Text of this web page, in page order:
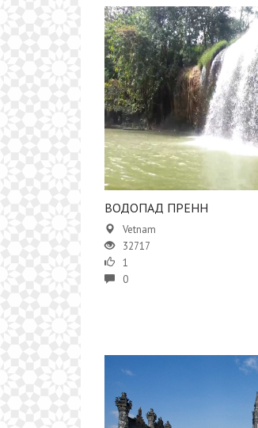
ВОДОПАД ПРЕНН
Vetnam
32717
1
0